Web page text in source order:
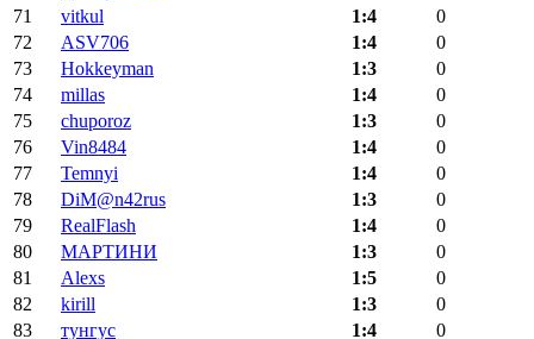
71
vitkul 1:4
0
72
ASV706 1:4
0
73
Hokkeyman 1:3
0
74
millas 1:4
0
75
chuporoz 1:3
0
76
Vin8484 1:4
0
77
Temnyi 1:4
0
78
DiM@n42rus 1:3
0
79
RealFlash 1:4
0
80
МАРТИНИ 1:3
0
81
Alexs 1:5
0
82
kirill 1:3
0
83
тунгус 1:4
0